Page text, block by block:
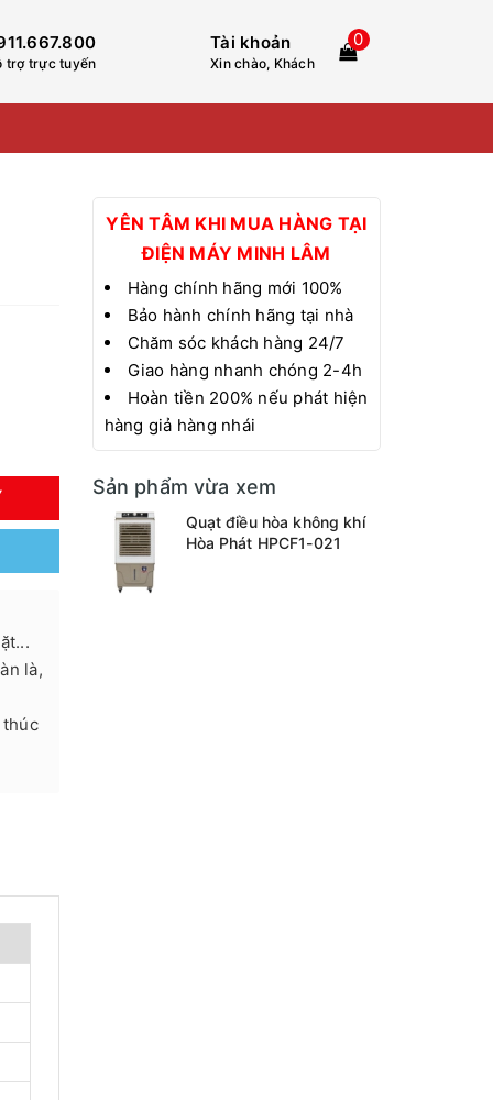
trợ trực tuyến
Tài khoản
Xin chào, Khách
0
là,
thúc
YÊN TÂM KHI MUA HÀNG TẠI
ĐIỆN MÁY MINH LÂM
Hàng chính hãng mới 100%
Bảo hành chính hãng tại nhà
Chăm sóc khách hàng 24/7
Giao hàng nhanh chóng 2-4h
Hoàn tiền 200% nếu phát hiện
hàng giả hàng nhái
Sản phẩm vừa xem
Quạt điều hòa không khí
Hòa Phát HPCF1-021